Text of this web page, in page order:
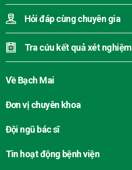
Hỏi đáp cùng chuyên gia
Tra cứu kết quả xét nghiệm
Về Bạch Mai
Đơn vị chuyên khoa
Đội ngũ bác sĩ
Tin hoạt động bệnh viện